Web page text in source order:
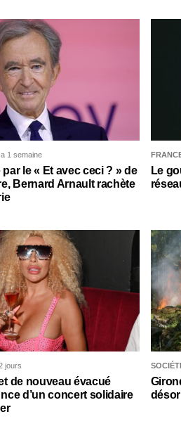
a 1 semaine
le « Et avec ceci ? » de
Bernard Arnault rachète
Le
jours
de nouveau évacué
d’un concert solidaire